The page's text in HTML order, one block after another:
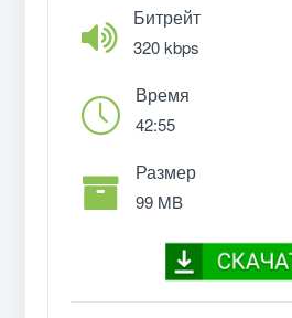
Битрейт
320 kbps
Время
42:55
Размер
99 MB